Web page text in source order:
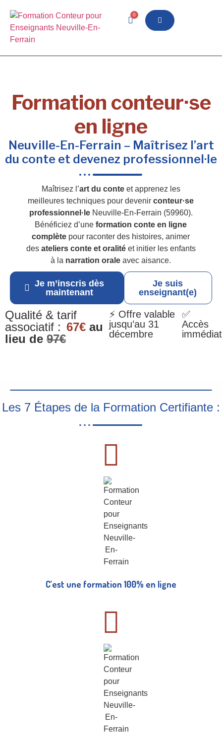
0
Formation conteur·se
en ligne
Neuville-En-Ferrain – Maîtrisez l’art
du conte et devenez professionnel·le
Maîtrisez l’art du conteet apprenez les
meilleures techniques pour devenirconteur·se
professionnel·leNeuville-En-Ferrain (59960).
Bénéficiez d’uneformation conte en ligne
complète pour raconter des histoires, animer
des ateliers conte et oralitéet initier les enfants
à la narration orale avec aisance.
Je m’inscris dès
maintenant
Je suis
enseignant(e)
Qualité & tarif
associatif : 67€ au
lieu de 97€
⚡ Offre valable
jusqu’au 31
décembre
✅
Accès
immédiat
Les 7 Étapes de la Formation Certifiante :
C’est une formation 100% en ligne